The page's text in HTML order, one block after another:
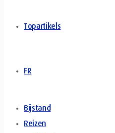
Topartikels
FR
Bijstand
Reizen